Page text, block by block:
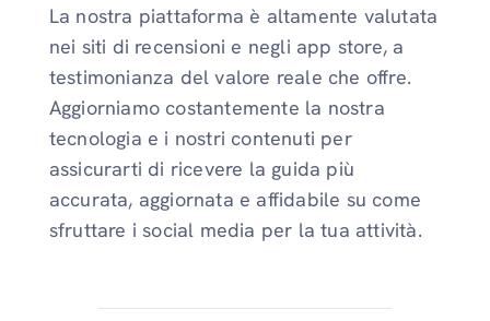
La nostra piattaforma è altamente valutata
nei siti di recensioni e negli app store, a
testimonianza del valore reale che offre.
Aggiorniamo costantemente la nostra
tecnologia e i nostri contenuti per
assicurarti di ricevere la guida più
accurata, aggiornata e affidabile su come
sfruttare i social media per la tua attività.